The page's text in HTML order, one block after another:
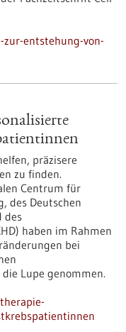
entstehung-von-
präzisere
zu finden.
Centrum für
des Deutschen
des
haben im Rahmen
bei
Lupe genommen.